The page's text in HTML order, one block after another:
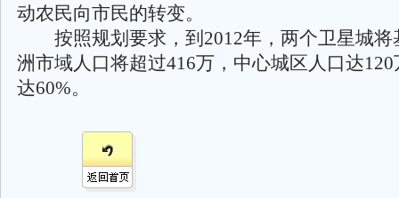
动农民向市民的转变。
按照规划要求，到2012年，两个卫星城将
洲市域人口将超过416万，中心城区人口达
达60%。